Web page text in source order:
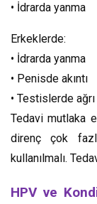
• İdrarda yanma
Erkeklerde:
• İdrarda yanma
• Penisde akıntı
• Testislerde ağrı
Tedavi mutlaka
direnç çok
kullanılmalı.
HPV ve